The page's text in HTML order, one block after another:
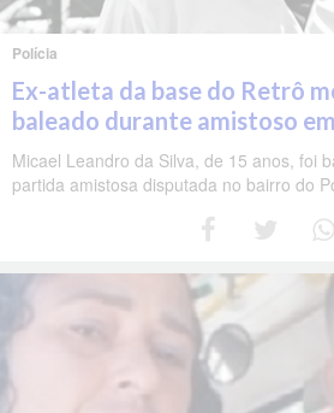
Polícia
Ex-atleta da base do Retrô
baleado durante amistoso
Micael Leandro da Silva, de 15 anos, foi
partida amistosa disputada no bairro do